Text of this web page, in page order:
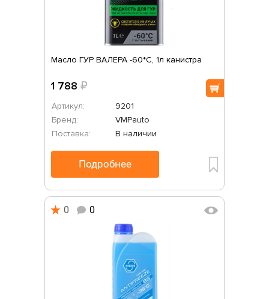
Масло ГУР ВАЛЕРА -60*С, 1л канистра
1 788 ₽
Артикул:
9201
Бренд:
VMPauto
Поставка:
В наличии
Подробнее
0 0